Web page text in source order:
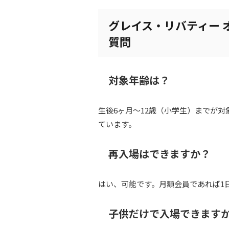
グレイス・リバティー
質問
対象年齢は？
生後6ヶ月～12歳（小学生）までが
ています。
再入場はできますか？
はい、可能です。月額会員であれば
子供だけで入場できます